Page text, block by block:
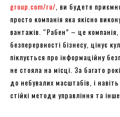
group.com/ru/ , ви будете
просто компанія яка якісно
вантажів. “Рабен” – це компанія,
безперервності бізнесу, цінує
піклується про інформаційну
не стояла на місці. За багато
до небувалих масштабів, і
стійкі методи управління та інше.